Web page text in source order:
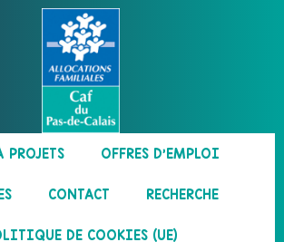
PROJETS OFFRES D’EMPLOI
CONTACT RECHERCHE
DE COOKIES (UE)